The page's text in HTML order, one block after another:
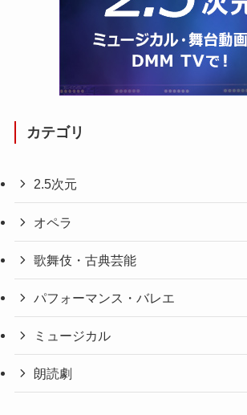
カテゴリ
2.5次元
オペラ
歌舞伎・古典芸能
パフォーマンス・バレエ
ミュージカル
朗読劇